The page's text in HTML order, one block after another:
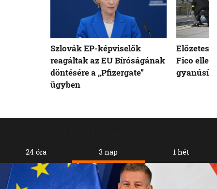
24 óra 3 nap 1 hét
Szlovák EP-képviselők
reagáltak az EU Bíróságának
döntésére a „Pfizergate”
ügyben
Fico